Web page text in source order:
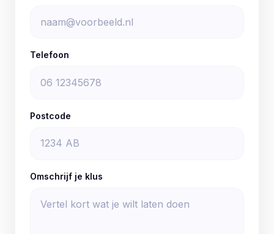
Telefoon
Postcode
Omschrijf je klus